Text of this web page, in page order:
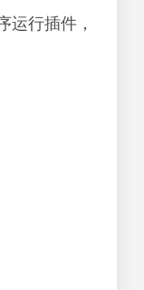
运行插件，